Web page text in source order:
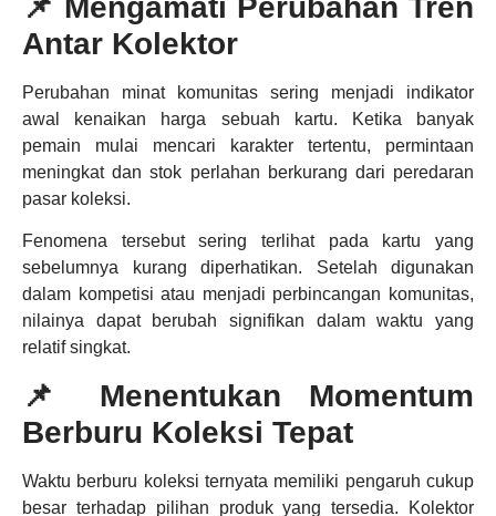
📌 Mengamati Perubahan Tren
Antar Kolektor
Perubahan minat komunitas sering menjadi indikator
awal kenaikan harga sebuah kartu. Ketika banyak
pemain mulai mencari karakter tertentu, permintaan
meningkat dan stok perlahan berkurang dari peredaran
pasar koleksi.
Fenomena tersebut sering terlihat pada kartu yang
sebelumnya kurang diperhatikan. Setelah digunakan
dalam kompetisi atau menjadi perbincangan komunitas,
nilainya dapat berubah signifikan dalam waktu yang
relatif singkat.
📌 Menentukan Momentum
Berburu Koleksi Tepat
Waktu berburu koleksi ternyata memiliki pengaruh cukup
besar terhadap pilihan produk yang tersedia. Kolektor